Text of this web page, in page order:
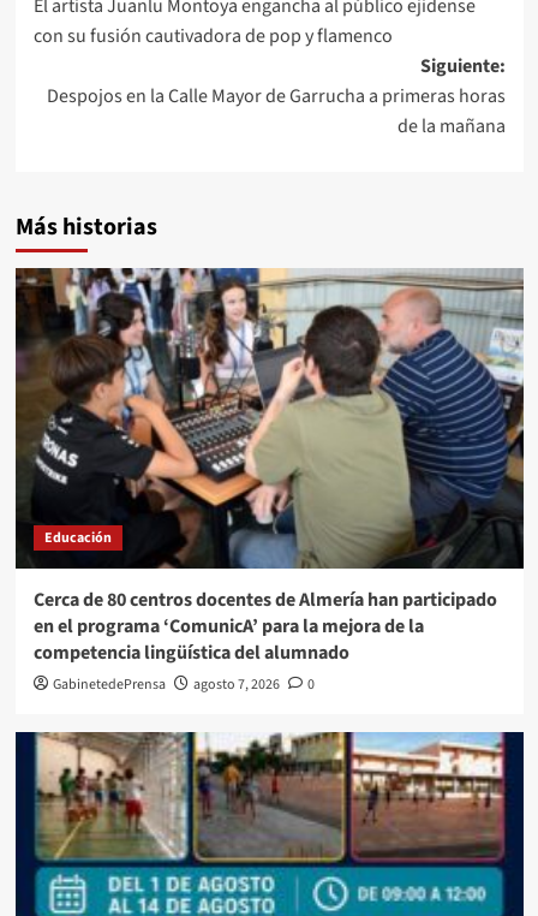
de
entradas
El artista Juanlu Montoya engancha al público ejidense
con su fusión cautivadora de pop y flamenco
Siguiente:
Despojos en la Calle Mayor de Garrucha a primeras horas
de la mañana
Más historias
Educación
Cerca de 80 centros docentes de Almería han participado
en el programa ‘ComunicA’ para la mejora de la
competencia lingüística del alumnado
GabinetedePrensa agosto 7, 2026 0